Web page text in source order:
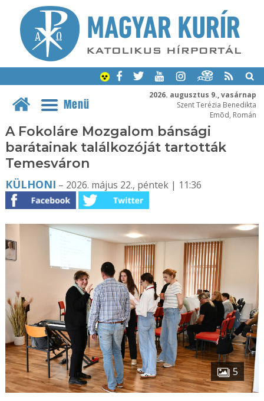
2026. augusztus 9., vasárnap
Szent Terézia Benedikta
Emõd, Román
Menü
A Fokoláre Mozgalom bánsági
barátainak találkozóját tartották
Temesváron
KÜLHONI – 2026. május 22., péntek | 11:36
5